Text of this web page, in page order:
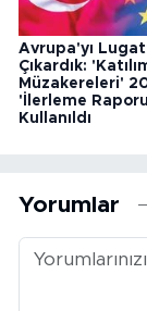
Avrupa'yı
Çıkardık:
Müzakereleri'
'İlerleme
Kullanıldı
Yorumlar